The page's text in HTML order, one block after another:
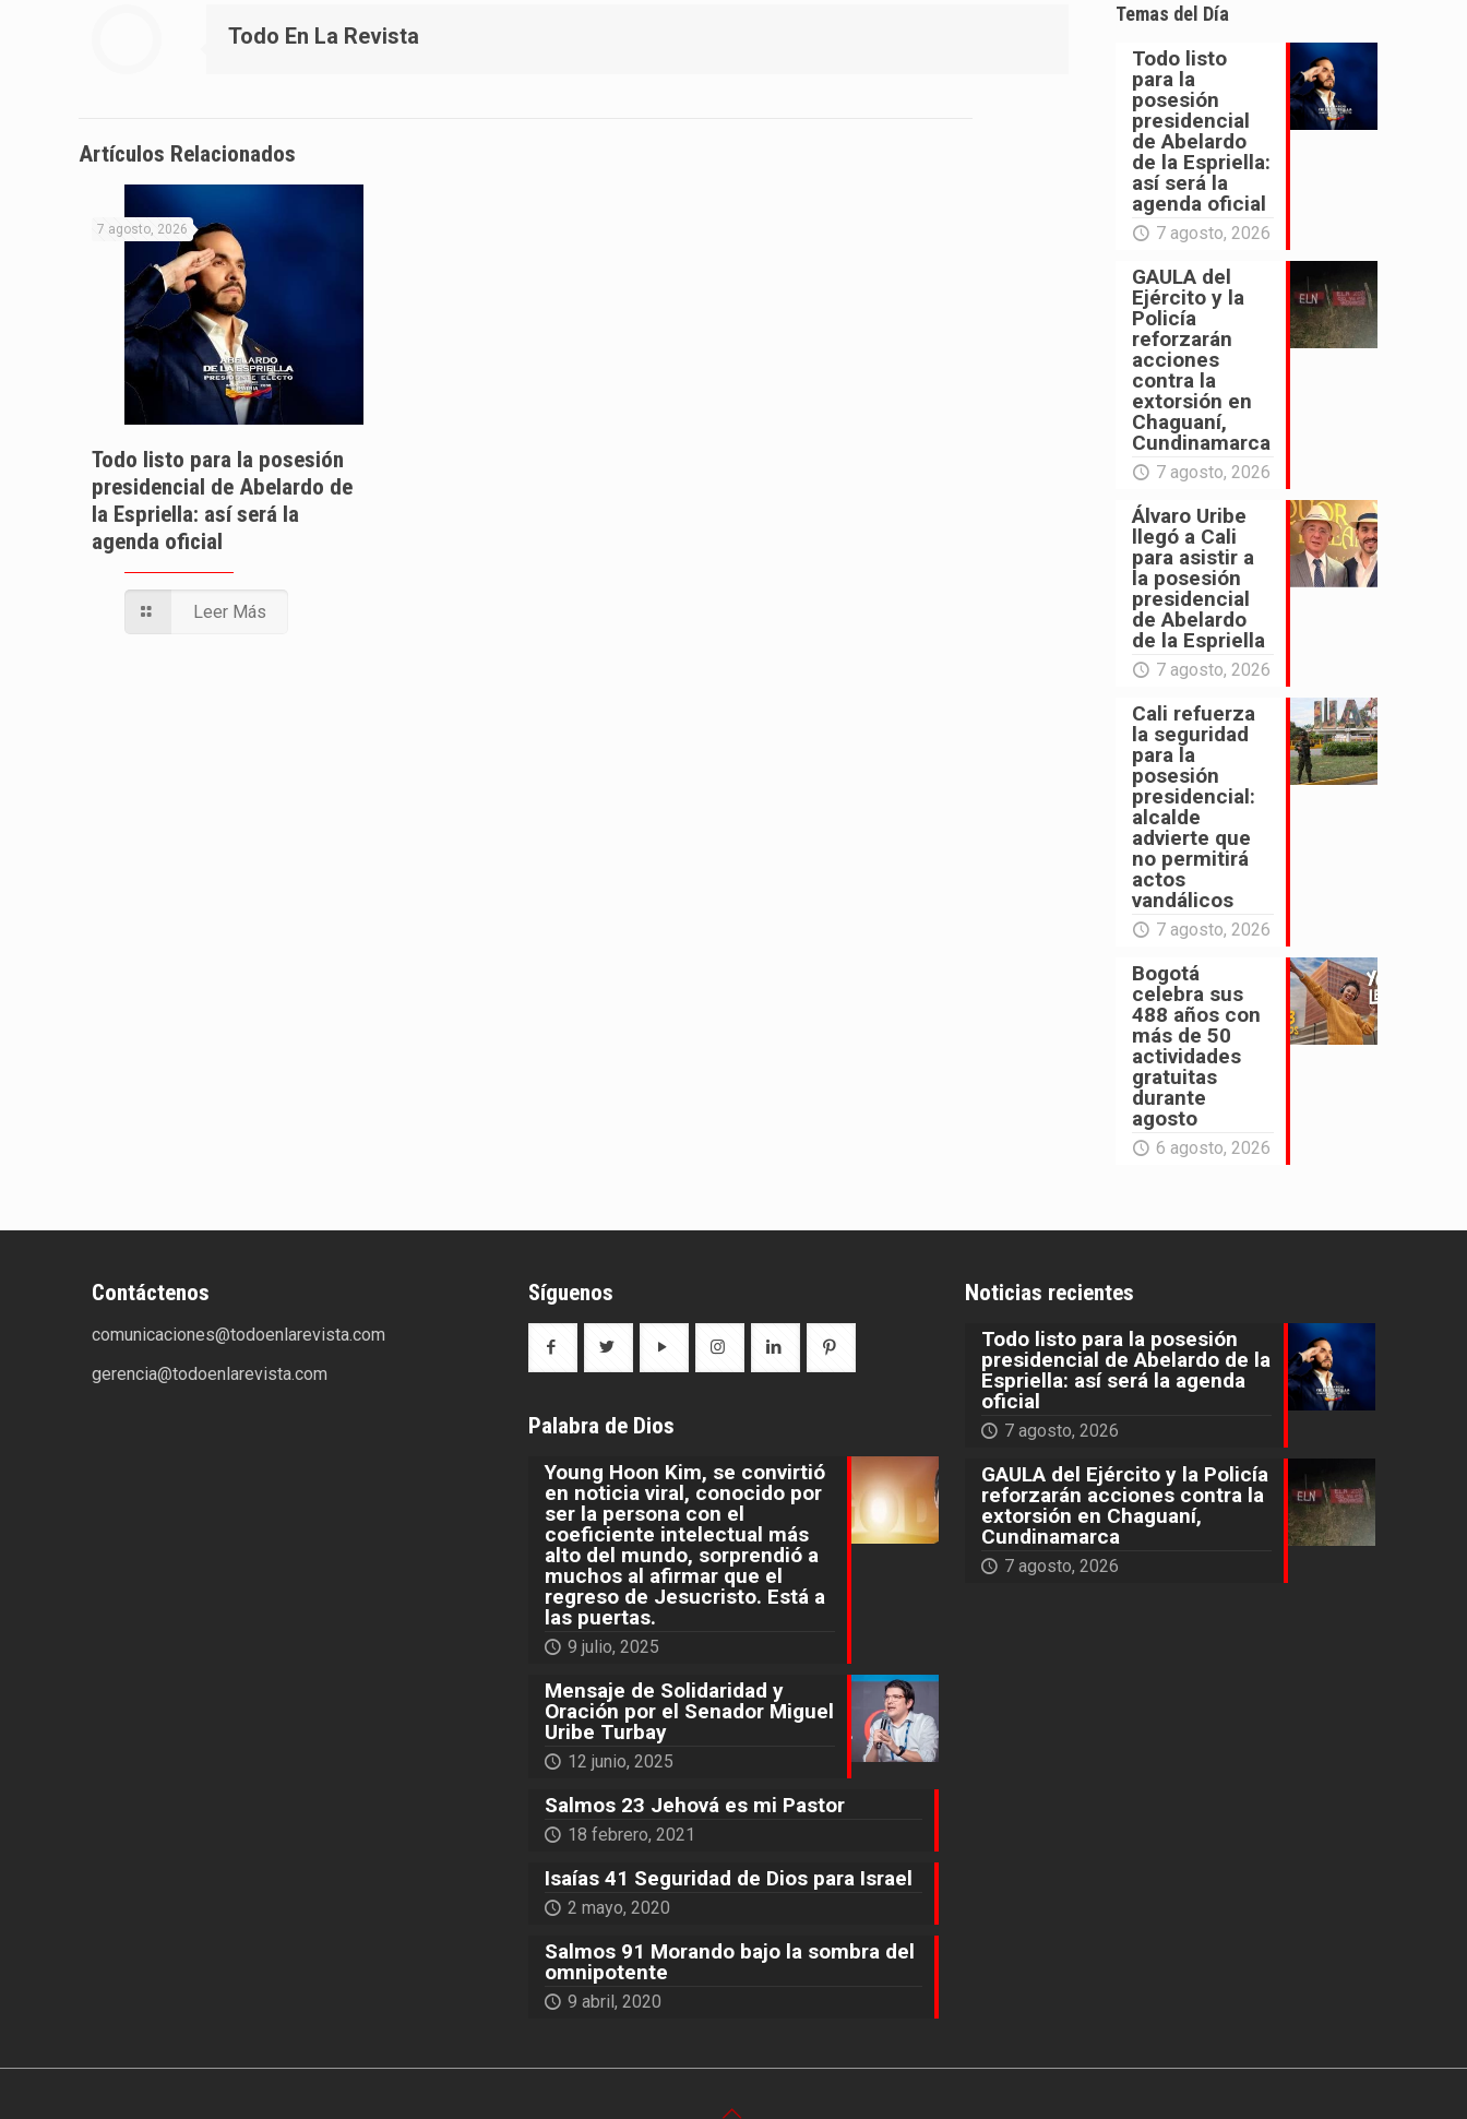
Todo En La Revista
Artículos Relacionados
7 agosto, 2026
Todo listo para la posesión
presidencial de Abelardo de
la Espriella: así será la
agenda oficial
Leer Más
Temas del Día
Todo listo
para la
posesión
presidencial
de Abelardo
de la Espriella:
así será la
agenda oficial
7 agosto, 2026
GAULA del
Ejército y la
Policía
reforzarán
acciones
contra la
extorsión en
Chaguaní,
Cundinamarca
7 agosto, 2026
Álvaro Uribe
llegó a Cali
para asistir a
la posesión
presidencial
de Abelardo
de la Espriella
7 agosto, 2026
Cali refuerza
la seguridad
para la
posesión
presidencial:
alcalde
advierte que
no permitirá
actos
vandálicos
7 agosto, 2026
Bogotá
celebra sus
488 años con
más de 50
actividades
gratuitas
durante
agosto
6 agosto, 2026
Contáctenos
comunicaciones@todoenlarevista.com
gerencia@todoenlarevista.com
Síguenos
Palabra de Dios
Young Hoon Kim, se convirtió
en noticia viral, conocido por
ser la persona con el
coeficiente intelectual más
alto del mundo, sorprendió a
muchos al afirmar que el
regreso de Jesucristo. Está a
las puertas.
9 julio, 2025
Mensaje de Solidaridad y
Oración por el Senador Miguel
Uribe Turbay
12 junio, 2025
Salmos 23 Jehová es mi Pastor
18 febrero, 2021
Isaías 41 Seguridad de Dios para Israel
2 mayo, 2020
Salmos 91 Morando bajo la sombra del
omnipotente
9 abril, 2020
Noticias recientes
Todo listo para la posesión
presidencial de Abelardo de la
Espriella: así será la agenda
oficial
7 agosto, 2026
GAULA del Ejército y la Policía
reforzarán acciones contra la
extorsión en Chaguaní,
Cundinamarca
7 agosto, 2026